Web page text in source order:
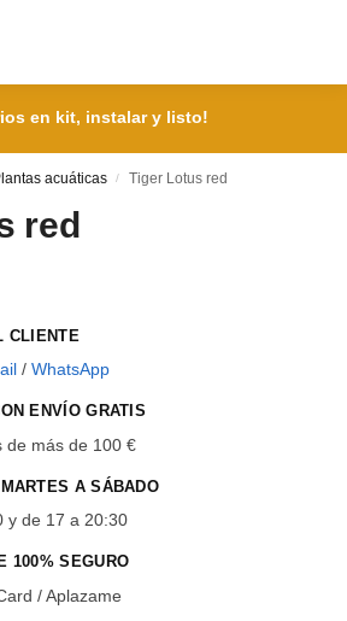
en kit, instalar y listo!
acuáticas / Tiger Lotus red
red
CLIENTE
/WhatsApp
ENVÍO GRATIS
de más de 100 €
A SÁBADO
y de 17 a 20:30
100% SEGURO
/ Aplazame